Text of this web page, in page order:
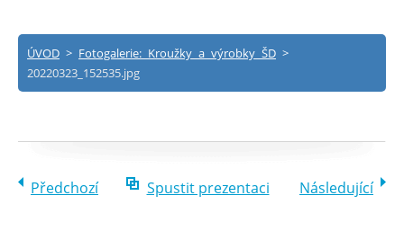
ÚVOD > Fotogalerie: Kroužky a výrobky ŠD >
20220323_152535.jpg
Předchozí Spustit prezentaci Následující